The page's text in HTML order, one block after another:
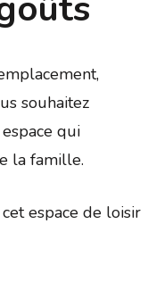
souhaitez
qui
la famille.
espace de loisir